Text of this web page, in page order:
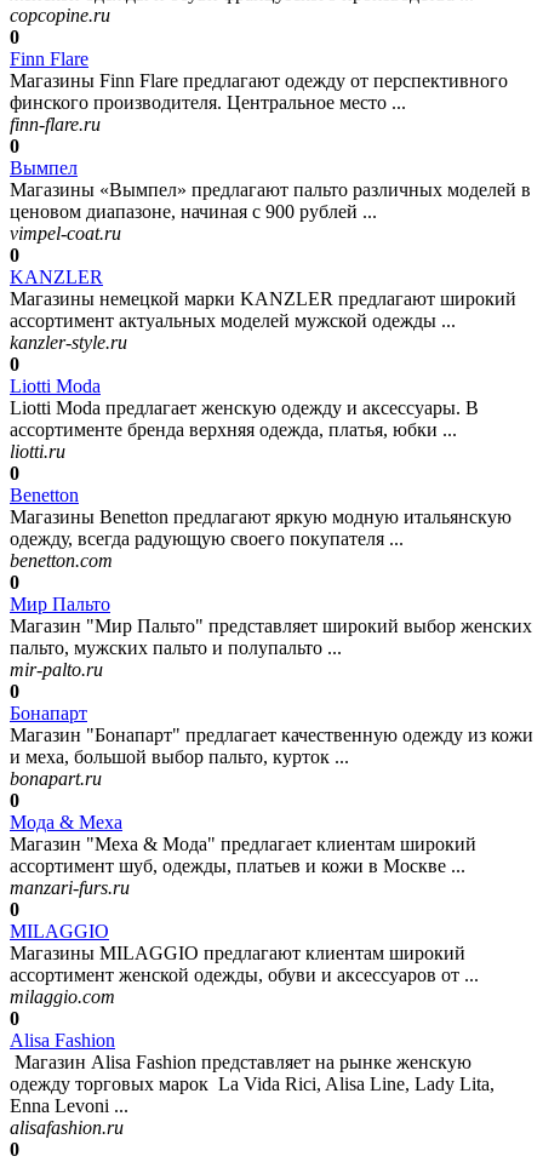
copcopine.ru
0
Finn Flare
Магазины Finn Flare предлагают одежду от перспективного
финского производителя. Центральное место ...
finn-flare.ru
0
Вымпел
Магазины «Вымпел» предлагают пальто различных моделей в
ценовом диапазоне, начиная с 900 рублей ...
vimpel-coat.ru
0
KANZLER
Магазины немецкой марки KANZLER предлагают широкий
ассортимент актуальных моделей мужской одежды ...
kanzler-style.ru
0
Liotti Moda
Liotti Moda предлагает женскую одежду и аксессуары. В
ассортименте бренда верхняя одежда, платья, юбки ...
liotti.ru
0
Benetton
Магазины Benetton предлагают яркую модную итальянскую
одежду, всегда радующую своего покупателя ...
benetton.com
0
Мир Пальто
Магазин "Мир Пальто" представляет широкий выбор женских
пальто, мужских пальто и полупальто ...
mir-palto.ru
0
Бонапарт
Магазин "Бонапарт" предлагает качественную одежду из кожи
и меха, большой выбор пальто, курток ...
bonapart.ru
0
Мода & Меха
Магазин "Меха & Мода" предлагает клиентам широкий
ассортимент шуб, одежды, платьев и кожи в Москве ...
manzari-furs.ru
0
MILAGGIO
Магазины MILAGGIO предлагают клиентам широкий
ассортимент женской одежды, обуви и аксессуаров от ...
milaggio.com
0
Alisa Fashion
Магазин Alisa Fashion представляет на рынке женскую
одежду торговых марок La Vida Rici, Alisa Line, Lady Lita,
Enna Levoni ...
alisafashion.ru
0